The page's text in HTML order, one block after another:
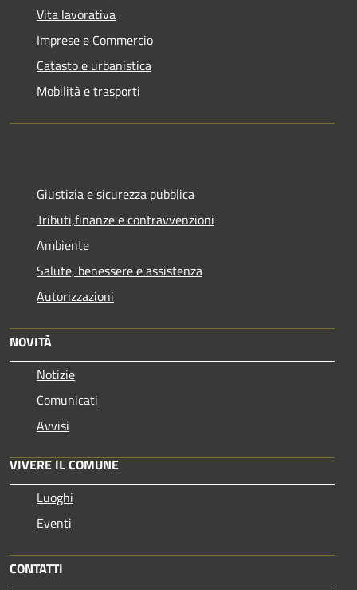
Vita lavorativa
Imprese e Commercio
Catasto e urbanistica
Mobilità e trasporti
Giustizia e sicurezza pubblica
Tributi,finanze e contravvenzioni
Ambiente
Salute, benessere e assistenza
Autorizzazioni
NOVITÀ
Notizie
Comunicati
Avvisi
VIVERE IL COMUNE
Luoghi
Eventi
CONTATTI